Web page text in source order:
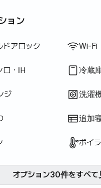
ョン
ドアロック Wi-Fi
ロ・IH 冷蔵
ジ 洗濯
追加
ボイ
テーブル・椅子
ット
:
ク
:
カメラ
:
警備員
:
:
:
:
コンロ・IH
:
庫
:
レンジ
:
機
:
機
な板・包丁・はさみ等）
カップ等）
タブ
シャワー
ィソープ
ンプー・リンス
レットペーパー
ラシ
き粉
ル
パー・折りたたみマットレス
インド
き
用洗剤
器
バーベキュー設備
ベーター
フィットネス
ル
共用サウナ
・ワールプール
グジー・ヒノキ風呂
ス
ガーラック
ァベッド
機
ボイラー
暖房
ガス
可能エネルギー
ジェクター
インターネット
乾燥機一体型
オプション30件をすべて